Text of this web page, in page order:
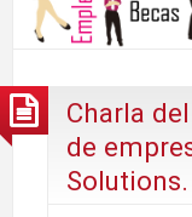
Charla
de